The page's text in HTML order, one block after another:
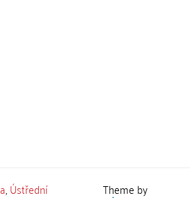
,Ústřední Theme by